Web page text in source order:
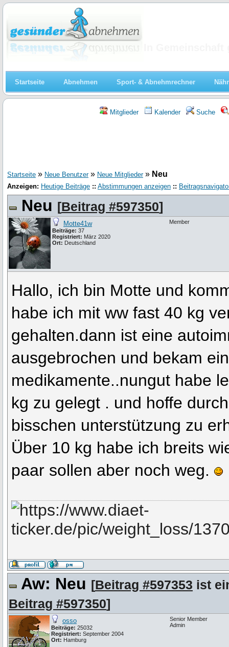
Startseite Abnehmen Sport- & Abnehmrechner
Mitglieder Kalender Suche
Startseite » Neue Benutzer» Neue Mitglieder» Neu
Anzeigen: Heutige Beiträge :: Abstimmungen anzeigen ::
Neu [Beitrag #597350]
Motte41w
Beiträge: 37
Registriert: März 2020
Ort: Deutschland
Member
Hallo, ich bin Motte und
habe ich mit ww fast 40 kg
gehalten.dann ist eine
ausgebrochen und bekam
medikamente..nungut habe
kg zu gelegt . und hoffe
bisschen unterstützung zu
Über 10 kg habe ich breits
paar sollen aber noch weg.
Aw: Neu [Beitrag #597353 ist
Beitrag #597350]
osso
Beiträge: 25032
Registriert: September 2004
Ort: Hamburg
Senior Member
Admin